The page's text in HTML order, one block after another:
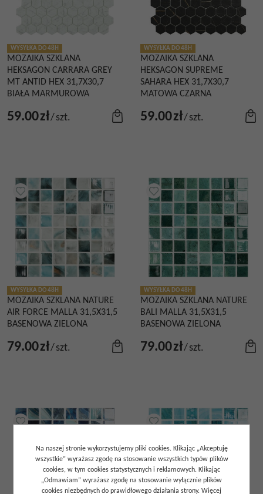
WYSYŁKA DO 48H
MOZAIKA SZKLANA
HEKSAGON CARRARA GREY
MT ANTID HEX 31,7X30,7
BIAŁA MARMUROWA
59.00zł/szt.
WYSYŁKA DO 48H
MOZAIKA SZKLANA
HEKSAGON SUPREME
SAHARA HEX 31,7X30,7
MATOWA CZARNA
59.00zł/szt.
WYSYŁKA DO 48H
MOZAIKA SZKLANA NATURE
AIR FORCE MALLA 31,5X31,5
BASENOWA ZIELONA
79.00zł/szt.
WYSYŁKA DO 48H
MOZAIKA SZKLANA NATURE
BALI MALLA 31,5X31,5
BASENOWA ZIELONA
79.00zł/szt.
Na naszej stronie wykorzystujemy pliki cookies. Klikając „Akceptuję
wszystkie” wyrażasz zgodę na stosowanie wszystkich typów plików
cookies, w tym cookies statystycznych i reklamowych. Klikając
„Odmawiam” wyrażasz zgodę na stosowanie wyłącznie plików
cookies niezbędnych do prawidłowego działania strony. Więcej